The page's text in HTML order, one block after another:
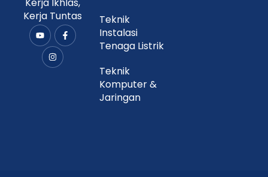
Kerja Tuntas
Y
o
u
t
u
F
a
n
s
t
a
Teknik
Instalasi
Tenaga Listrik
Teknik
Komputer &
Jaringan